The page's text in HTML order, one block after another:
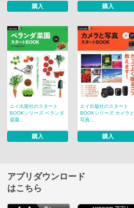
購入 購入
エイ出版社のスタート
BOOKシリーズ ベランダ
菜園...
購入
エイ出版社のスタート
BOOKシリーズ カメラと
写真...
購入
アプリダウンロード
はこちら